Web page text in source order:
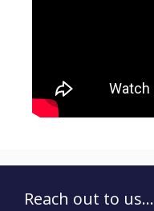
Reach out to us...